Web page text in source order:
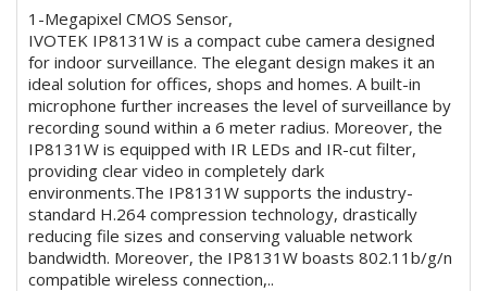
1-Megapixel CMOS Sensor,
IVOTEK IP8131W is a compact cube camera designed
for indoor surveillance. The elegant design makes it an
ideal solution for offices, shops and homes. A built-in
microphone further increases the level of surveillance by
recording sound within a 6 meter radius. Moreover, the
IP8131W is equipped with IR LEDs and IR-cut filter,
providing clear video in completely dark
environments.The IP8131W supports the industry-
standard H.264 compression technology, drastically
reducing file sizes and conserving valuable network
bandwidth. Moreover, the IP8131W boasts 802.11b/g/n
compatible wireless connection,..